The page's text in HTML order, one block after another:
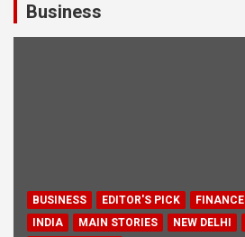
Business
BUSINESS EDITOR'S PICK FINANCE
INDIA
MAIN STORIES NEW DELHI